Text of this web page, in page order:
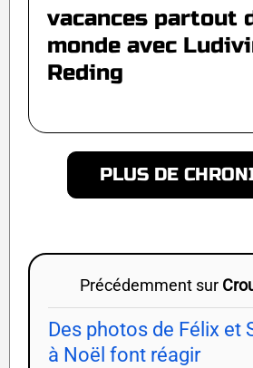
vacances partout
monde avec
Reding
PLUS DE
Précédemment sur
Des photos de Félix et
à Noël font réagir